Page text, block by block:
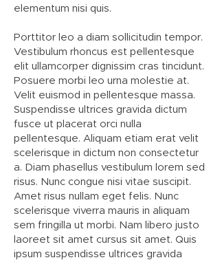
elementum nisi quis.
Porttitor leo a diam sollicitudin tempor.
Vestibulum rhoncus est pellentesque
elit ullamcorper dignissim cras tincidunt.
Posuere morbi leo urna molestie at.
Velit euismod in pellentesque massa.
Suspendisse ultrices gravida dictum
fusce ut placerat orci nulla
pellentesque. Aliquam etiam erat velit
scelerisque in dictum non consectetur
a. Diam phasellus vestibulum lorem sed
risus. Nunc congue nisi vitae suscipit.
Amet risus nullam eget felis. Nunc
scelerisque viverra mauris in aliquam
sem fringilla ut morbi. Nam libero justo
laoreet sit amet cursus sit amet. Quis
ipsum suspendisse ultrices gravida